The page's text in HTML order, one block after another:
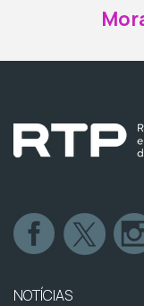
NOTÍCIAS